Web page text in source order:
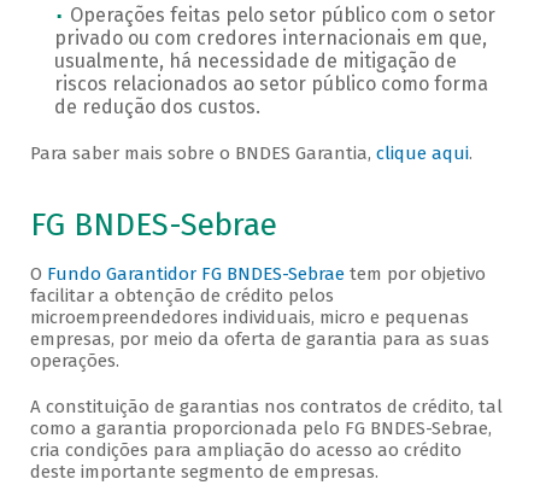
Operações feitas pelo setor público com o setor
privado ou com credores internacionais em que,
usualmente, há necessidade de mitigação de
riscos relacionados ao setor público como forma
de redução dos custos.
Para saber mais sobre o BNDES Garantia, clique aqui.
FG BNDES-Sebrae
O Fundo Garantidor FG BNDES-Sebraetem por objetivo
facilitar a obtenção de crédito pelos
microempreendedores individuais, micro e pequenas
empresas, por meio da oferta de garantia para as suas
operações.
A constituição de garantias nos contratos de crédito, tal
como a garantia proporcionada pelo FG BNDES-Sebrae,
cria condições para ampliação do acesso ao crédito
deste importante segmento de empresas.